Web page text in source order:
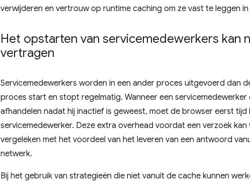
verwijderen en vertrouw op runtime caching om ze vast te leggen
Het opstarten van servicemedewerkers kan
vertragen
Servicemedewerkers worden in een ander proces uitgevoerd dan
proces start en stopt regelmatig. Wanneer een
afhandelen nadat hij inactief is geweest, moet de browser eerst
servicemedewerker. Deze extra overhead voordat een verzoek
vergeleken met het voordeel van het leveren van een antwoord
netwerk.
Bij het gebruik van strategieën die niet vanuit de cache kunnen